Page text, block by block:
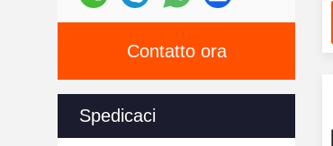
Contatto ora
Spedicaci